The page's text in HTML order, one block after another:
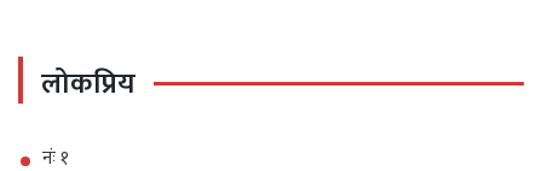
लोकप्रिय
नंः १